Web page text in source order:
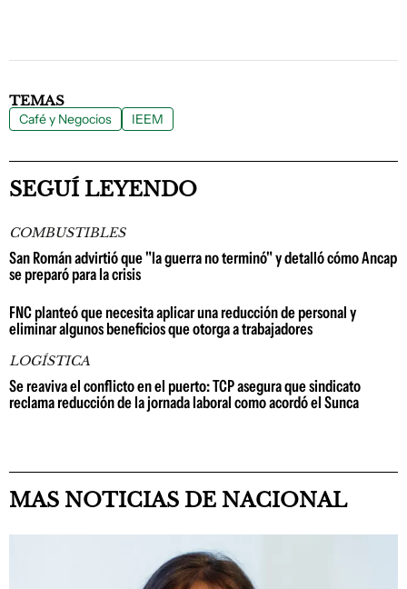
TEMAS
Café y Negocios IEEM
SEGUÍ LEYENDO
COMBUSTIBLES
San Román advirtió que "la guerra no terminó" y detalló cómo Ancap
se preparó para la crisis
FNC planteó que necesita aplicar una reducción de personal y
eliminar algunos beneficios que otorga a trabajadores
LOGÍSTICA
Se reaviva el conflicto en el puerto: TCP asegura que sindicato
reclama reducción de la jornada laboral como acordó el Sunca
MAS NOTICIAS DE NACIONAL